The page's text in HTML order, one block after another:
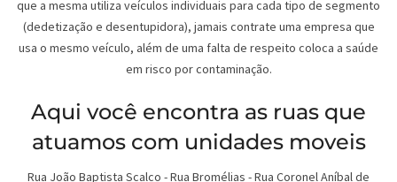
que a mesma utiliza veículos individuais para cada tipo de segmento
(dedetização e desentupidora), jamais contrate uma empresa que
usa o mesmo veículo, além de uma falta de respeito coloca a saúde
em risco por contaminação.
Aqui você encontra as ruas que
atuamos com unidades moveis
Rua João Baptista Scalco -Rua Bromélias -Rua Coronel Aníbal de